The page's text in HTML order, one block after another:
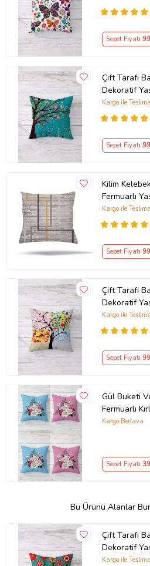
Sepet Fiyatı 99
Çift Tarafı
Dekoratif
Koltuk Yastık
Kargo ile
Sepet Fiyatı 99
Kilim
Fermuarlı
Kargo ile
Sepet Fiyatı 99
Çift Tarafı
Dekoratif
Koltuk Yastık
Kargo ile
Sepet Fiyatı 99
Gül Buketi
Fermuarlı
Kılıfı
Kargo Bedava
Sepet Fiyatı
Bu Ürünü Alanlar
Çift Tarafı
Dekoratif
Koltuk Yastık
Kargo ile